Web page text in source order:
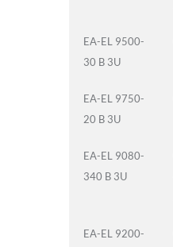
EA-EL 9500-
30 B 3U
EA-EL 9750-
20 B 3U
EA-EL 9080-
340 B 3U
EA-EL 9200-